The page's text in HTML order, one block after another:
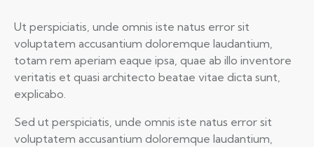
Ut perspiciatis, unde omnis iste natus error sit
voluptatem accusantium doloremque laudantium,
totam rem aperiam eaque ipsa, quae ab illo inventore
veritatis et quasi architecto beatae vitae dicta sunt,
explicabo.
Sed ut perspiciatis, unde omnis iste natus error sit
voluptatem accusantium doloremque laudantium,